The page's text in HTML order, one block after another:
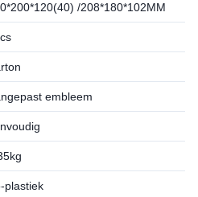
/208*180*102MM
embleem
plastiek